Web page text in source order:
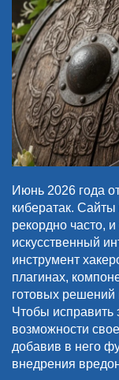
Июнь 2026 года
кибератак.
рекордно часто,
искусственный
инструмент
плагинах,
готовых решений
Чтобы исправить
возможности
добавив в него
внедрения